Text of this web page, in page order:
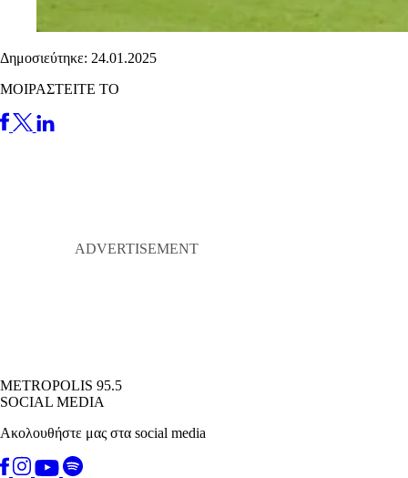
Δημοσιεύτηκε: 24.01.2025
ΜΟΙΡΑΣΤΕΙΤΕ ΤΟ
METROPOLIS 95.5
SOCIAL MEDIA
Ακολουθήστε μας στα social media